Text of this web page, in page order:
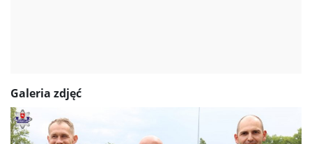
Galeria zdjęć